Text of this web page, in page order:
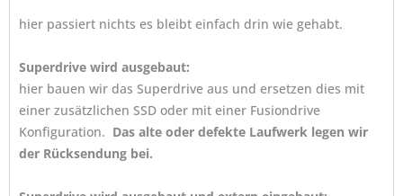
hier passiert nichts es bleibt einfach drin wie gehabt.
Superdrive wird ausgebaut:
hier bauen wir das Superdrive aus und ersetzen dies mit
einer zusätzlichen SSD oder mit einer Fusiondrive
Konfiguration. Das alte oder defekte Laufwerk legen wir
der Rücksendung bei.